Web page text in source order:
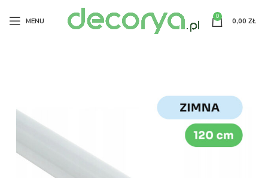
MENU
0
0,00 ZŁ